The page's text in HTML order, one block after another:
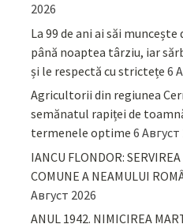
2026
La 99 de ani ai săi
până noaptea târziu, iar
și le respectă cu strictețe 6
Agricultorii din regiunea
semănatul rapiței de
termenele optime 6 Август
IANCU FLONDOR:
COMUNE A NEAMULUI
Август 2026
ANUL 1942. NIMICIREA